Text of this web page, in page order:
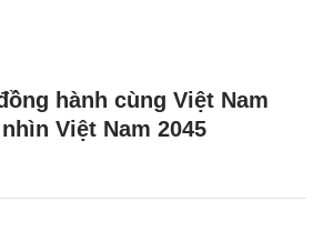
hành cùng Việt Nam
Việt Nam 2045